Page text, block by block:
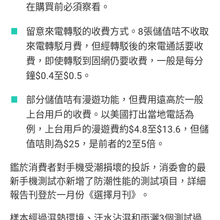
在購買前必須察看。
留意來電轉駁的收費方式。8張儲值咭不收取
來電轉駁月費，但經轉駁後的來電通話要收
費，即使轉駁到固網仍要收費，一般是每分
鐘$0.4至$0.5。
部分儲值咭有漫遊功能，但費用遠高於一般
上台用戶的收費。以美國打出當地電話為
例，上台用戶的漫遊費約$4.8至$13.6，但儲
值咭則為$25，是前者的2至5倍。
鑑於消費者對手機受潮損壞的投訴，消委會的最
新手機測試亦新增了防潮性能的測試項目，詳細
報告刊登於一月份《選擇月刊》。